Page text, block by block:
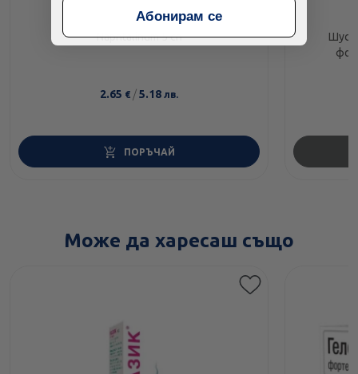
Naphtalinum 5 ch
2.65 € /5.18 лв.
ПОРЪЧАЙ
Може да харесаш също
Абонирам се